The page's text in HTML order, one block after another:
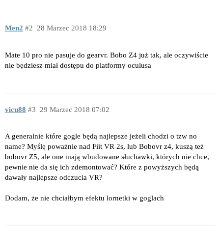
Men2 28 Marzec 2018 18:29
2
Mate 10 pro nie pasuje do gearvr. Bobo Z4 już tak, ale oczywiście
nie będziesz miał dostępu do platformy oculusa
vicu88 29 Marzec 2018 07:02
3
A generalnie które gogle będą najlepsze jeżeli chodzi o tzw no
name? Myślę poważnie nad Fiit VR 2s, lub Bobovr z4, kuszą też
bobovr Z5, ale one mają wbudowane słuchawki, których nie chce,
pewnie nie da się ich zdemontować? Które z powyższych będą
dawały najlepsze odczucia VR?
Dodam, że nie chciałbym efektu lornetki w goglach